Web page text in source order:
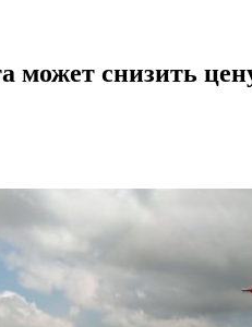
может снизить